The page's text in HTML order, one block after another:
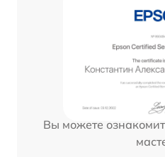
Вы можете